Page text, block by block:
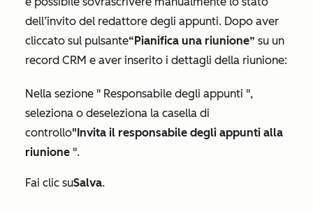
dell’invito del redattore degli appunti. Dopo aver
cliccato sul pulsante“Pianifica una riunione” su un
record CRM e aver inserito i dettagli della riunione:
Nella sezione " Responsabile degli appunti ",
seleziona o deseleziona la casella di
controllo"Invita il responsabile degli appunti alla
riunione ".
Fai clic suSalva.